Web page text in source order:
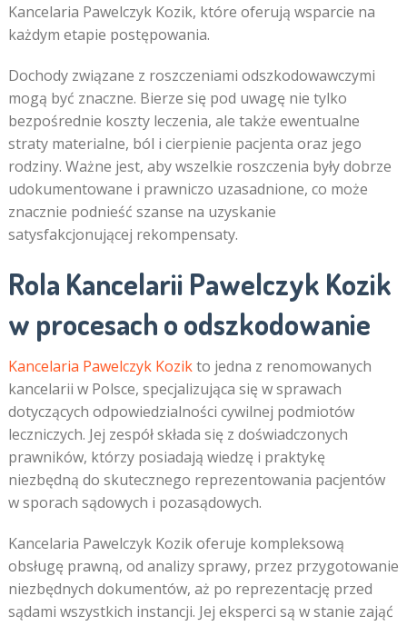
Kancelaria Pawelczyk Kozik, które oferują wsparcie na
każdym etapie postępowania.
Dochody związane z roszczeniami odszkodowawczymi
mogą być znaczne. Bierze się pod uwagę nie tylko
bezpośrednie koszty leczenia, ale także ewentualne
straty materialne, ból i cierpienie pacjenta oraz jego
rodziny. Ważne jest, aby wszelkie roszczenia były dobrze
udokumentowane i prawniczo uzasadnione, co może
znacznie podnieść szanse na uzyskanie
satysfakcjonującej rekompensaty.
Rola Kancelarii Pawelczyk Kozik
w procesach o odszkodowanie
Kancelaria Pawelczyk Kozikto jedna z renomowanych
kancelarii w Polsce, specjalizująca się w sprawach
dotyczących odpowiedzialności cywilnej podmiotów
leczniczych. Jej zespół składa się z doświadczonych
prawników, którzy posiadają wiedzę i praktykę
niezbędną do skutecznego reprezentowania pacjentów
w sporach sądowych i pozasądowych.
Kancelaria Pawelczyk Kozik oferuje kompleksową
obsługę prawną, od analizy sprawy, przez przygotowanie
niezbędnych dokumentów, aż po reprezentację przed
sądami wszystkich instancji. Jej eksperci są w stanie zająć